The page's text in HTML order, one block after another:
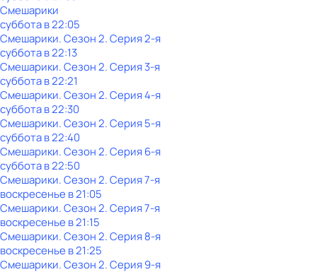
Смешарики
субботав22:05
Смешарики. Сезон 2. Серия 2-я
субботав22:13
Смешарики. Сезон 2. Серия 3-я
субботав22:21
Смешарики. Сезон 2. Серия 4-я
субботав22:30
Смешарики. Сезон 2. Серия 5-я
субботав22:40
Смешарики. Сезон 2. Серия 6-я
субботав22:50
Смешарики. Сезон 2. Серия 7-я
воскресенье в21:05
Смешарики. Сезон 2. Серия 7-я
воскресенье в21:15
Смешарики. Сезон 2. Серия 8-я
воскресенье в21:25
Смешарики. Сезон 2. Серия 9-я